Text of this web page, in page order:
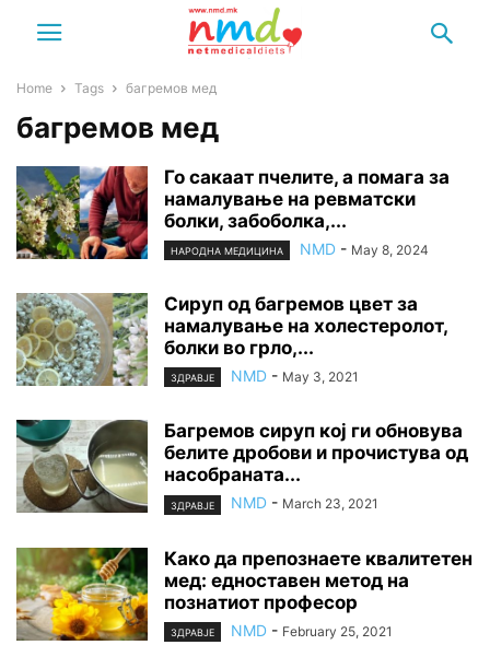
Home Tags багремов мед
багремов мед
Го сакаат пчелите, а помага за
намалување на ревматски
болки, забоболка,...
НАРОДНА МЕДИЦИНА NMD - May 8, 2024
Сируп од багремов цвет за
намалување на холестеролот,
болки во грло,...
ЗДРАВЈЕ NMD - May 3, 2021
Багремов сируп кој ги обновува
белите дробови и прочистува од
насобраната...
ЗДРАВЈЕ NMD - March 23, 2021
Како да препознаете квалитетен
мед: едноставен метод на
познатиот професор
ЗДРАВЈЕ NMD - February 25, 2021